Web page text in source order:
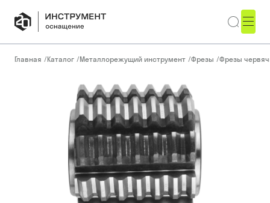
Главная /Каталог /Металлорежущий инструмент /Фрезы /Фрезы